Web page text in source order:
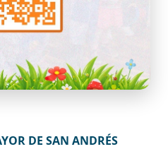
DE SAN ANDRÉS